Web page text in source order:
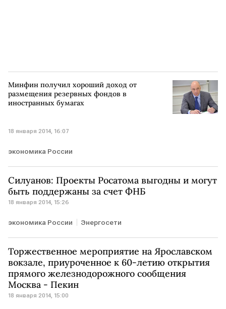
Минфин получил хороший доход от
размещения резервных фондов в
иностранных бумагах
18 января 2014, 16:07
экономика России
Силуанов: Проекты Росатома выгодны и могут
быть поддержаны за счет ФНБ
18 января 2014, 15:26
экономика России Энергосети
Торжественное мероприятие на Ярославском
вокзале, приуроченное к 60-летию открытия
прямого железнодорожного сообщения
Москва - Пекин
18 января 2014, 15:00